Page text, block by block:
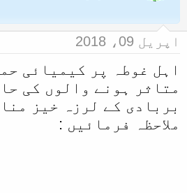
اپریل 09، 2018
اہل غوطہ پر کیمیائی
متاثر ہونے والوں کی
بربادی کے لرزہ خیز
ملاحظہ فرمائیں :